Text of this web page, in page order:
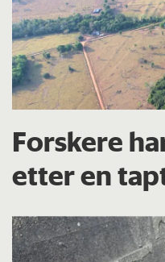
Forskere
etter en